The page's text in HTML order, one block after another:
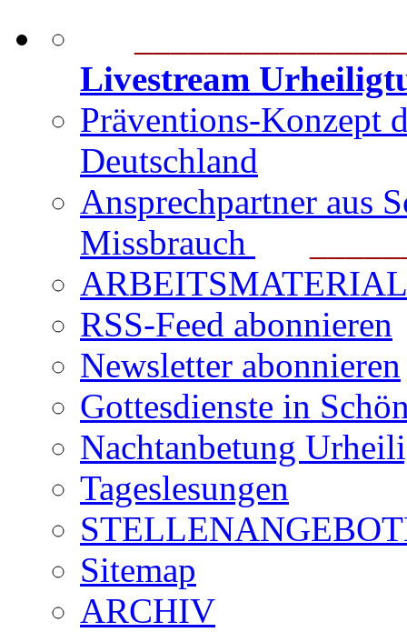
Livestream
Präventions-Konzept
Deutschland
Ansprechpartner aus
Missbrauch
ARBEITSMATERIAL
RSS-Feed abonnieren
Newsletter abonnieren
Gottesdienste in
Nachtanbetung
Tageslesungen
Sitemap
ARCHIV